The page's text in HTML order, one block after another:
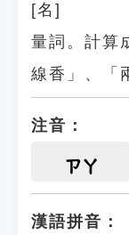
[名]
量詞。計算
線香」、「
注音：
ㄗㄚ
漢語拼音：